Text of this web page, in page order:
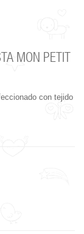
MON PETIT
con tejido